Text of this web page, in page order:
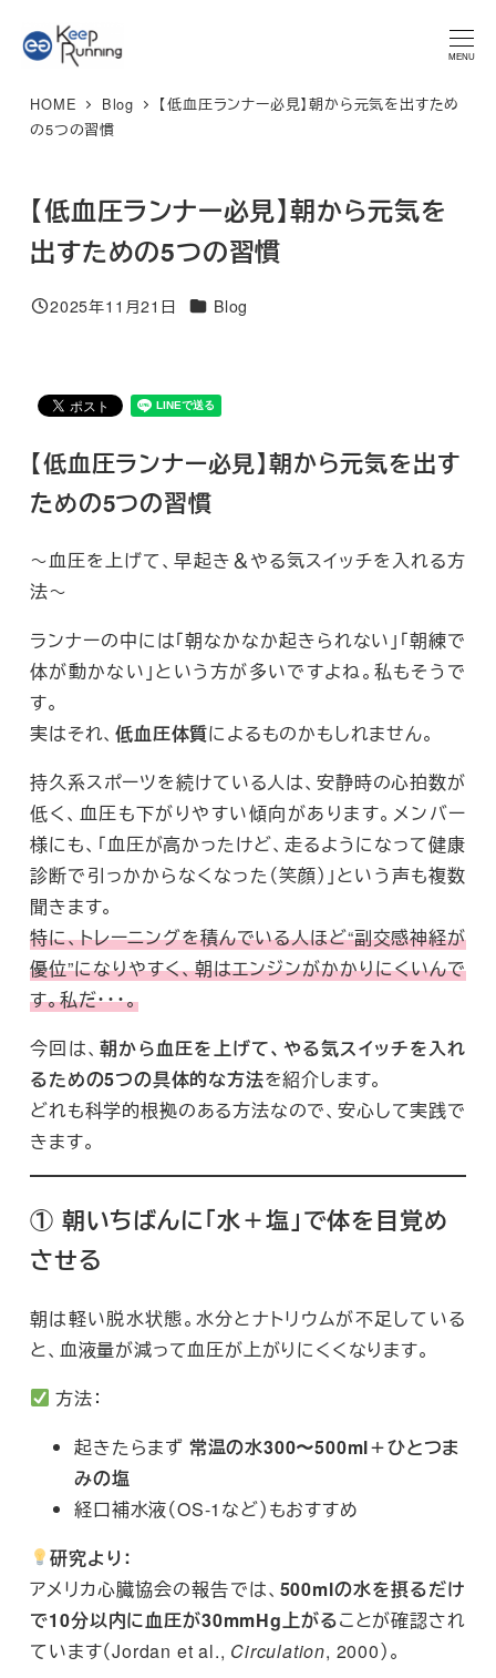
イ
MENU
★マラソンプラン 体験レッスン★ 特別限定価格 3,300円 → ご
予約はこちら
HOME Blog
【低血圧ランナー必見】朝から元気を出すため
の5つの習慣
【低血圧ランナー必見】朝から元気を
出すための5つの習慣
投稿日
2025年11月21日 カテゴリー
Blog
【低血圧ランナー必見】朝から元気を出す
ための5つの習慣
～血圧を上げて、早起き＆やる気スイッチを入れる方
法～
ランナーの中には「朝なかなか起きられない」「朝練で
体が動かない」という方が多いですよね。私もそうで
す。
実はそれ、低血圧体質によるものかもしれません。
持久系スポーツを続けている人は、安静時の心拍数が
低く、血圧も下がりやすい傾向があります。メンバー
様にも、「血圧が高かったけど、走るようになって健康
診断で引っかからなくなった（笑顔）」という声も複数
聞きます。
特に、トレーニングを積んでいる人ほど“副交感神経が
優位”になりやすく、朝はエンジンがかかりにくいんで
す。私だ・・・。
今回は、朝から血圧を上げて、やる気スイッチを入れ
るための5つの具体的な方法を紹介します。
どれも科学的根拠のある方法なので、安心して実践で
きます。
① 朝いちばんに「水＋塩」で体を目覚め
させる
朝は軽い脱水状態。水分とナトリウムが不足している
と、血液量が減って血圧が上がりにくくなります。
方法：
起きたらまず 常温の水300〜500ml＋ひとつま
みの塩
経口補水液（OS-1など）もおすすめ
研究より：
アメリカ心臓協会の報告では、 500mlの水を摂るだけ
で10分以内に血圧が30mmHg上がることが確認され
ています（Jordan et al., Circulation, 2000）。